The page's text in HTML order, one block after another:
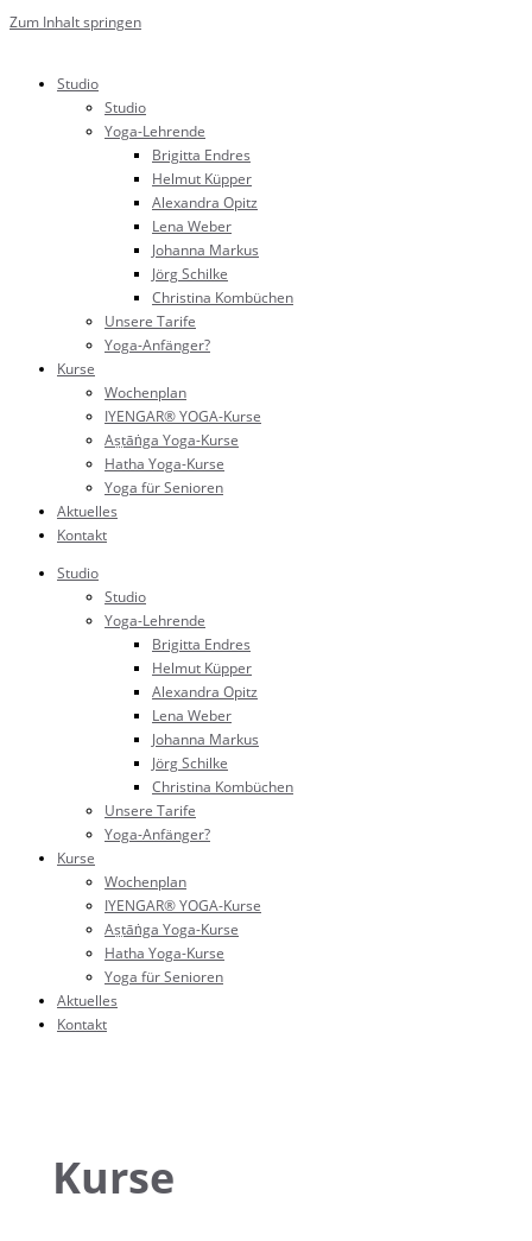
Zum Inhalt springen
Studio
Studio
Yoga-Lehrende
Brigitta Endres
Helmut Küpper
Alexandra Opitz
Lena Weber
Johanna Markus
Jörg Schilke
Christina Kombüchen
Unsere Tarife
Yoga-Anfänger?
Kurse
Wochenplan
IYENGAR® YOGA-Kurse
Aṣṭāṅga Yoga-Kurse
Hatha Yoga-Kurse
Yoga für Senioren
Aktuelles
Kontakt
Studio
Studio
Yoga-Lehrende
Brigitta Endres
Helmut Küpper
Alexandra Opitz
Lena Weber
Johanna Markus
Jörg Schilke
Christina Kombüchen
Unsere Tarife
Yoga-Anfänger?
Kurse
Wochenplan
IYENGAR® YOGA-Kurse
Aṣṭāṅga Yoga-Kurse
Hatha Yoga-Kurse
Yoga für Senioren
Aktuelles
Kontakt
Kurse